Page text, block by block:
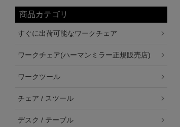
商品カテゴリ
すぐに出荷可能なワークチェア
ワークチェア(ハーマンミラー正規販売店)
ワークツール
チェア / スツール
デスク / テーブル